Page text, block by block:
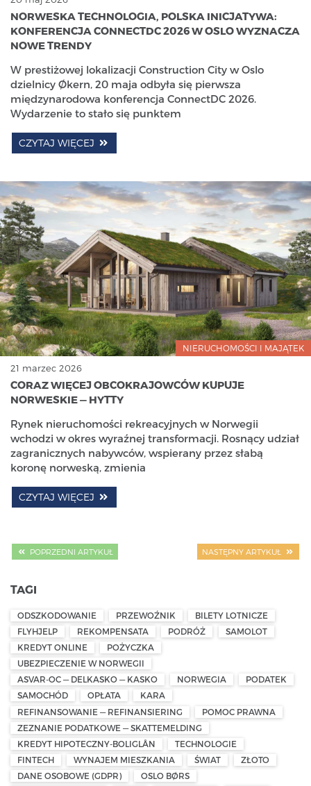
NORWESKA TECHNOLOGIA, POLSKA INICJATYWA:
KONFERENCJA CONNECTDC 2026 W OSLO WYZNACZA
NOWE TRENDY
W prestiżowej lokalizacji Construction City w Oslo
dzielnicy Økern, 20 maja odbyła się pierwsza
międzynarodowa konferencja ConnectDC 2026.
Wydarzenie to stało się punktem
CZYTAJ WIĘCEJ
NIERUCHOMOŚCI I MAJĄTEK
21 marzec 2026
CORAZ WIĘCEJ OBCOKRAJOWCÓW KUPUJE
NORWESKIE — HYTTY
Rynek nieruchomości rekreacyjnych w Norwegii
wchodzi w okres wyraźnej transformacji. Rosnący udział
zagranicznych nabywców, wspierany przez słabą
koronę norweską, zmienia
CZYTAJ WIĘCEJ
POPRZEDNI ARTYKUŁ NASTĘPNY ARTYKUŁ
TAGI
ODSZKODOWANIE PRZEWOŹNIK
BILETY LOTNICZE
FLYHJELP
REKOMPENSATA PODRÓŻ
SAMOLOT
KREDYT ONLINE
POŻYCZKA
UBEZPIECZENIE W NORWEGII
ASVAR-OC — DELKASKO — KASKO
NORWEGIA
PODATEK
SAMOCHÓD
OPŁATA
KARA
REFINANSOWANIE — REFINANSIERING
POMOC PRAWNA
ZEZNANIE PODATKOWE — SKATTEMELDING
KREDYT HIPOTECZNY-BOLIGLÅN
TECHNOLOGIE
FINTECH
WYNAJEM MIESZKANIA ŚWIAT
ZŁOTO
DANE OSOBOWE (GDPR)
OSLO BØRS